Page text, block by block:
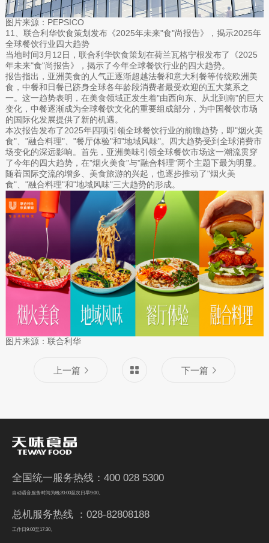
图片来源：PEPSICO
11、联合利华饮食策划发布《2025年未来"食"尚报告》，揭示2025年
全球餐饮行业四大趋势
当地时间3月12日，联合利华饮食策划在荷兰瓦格宁根发布了《2025
年未来"食"尚报告》，揭示了今年全球餐饮行业的四大趋势。
报告指出，亚洲美食的人气正逐渐超越法餐和意大利餐等传统欧洲美
食，中餐和日餐已跻身全球各年龄段消费者最受欢迎的五大菜系之
一。这一趋势表明，在美食领域正发生着"由西向东、从北到南"的巨大
变化，中餐逐渐成为全球餐饮文化的重要组成部分，为中国餐饮市场
的国际化发展提供了新的机遇。
本次报告发布了2025年四项引领全球餐饮行业的前瞻趋势，即"烟火美
食"、"融合料理"、"餐厅体验"和"地域风味"。四大趋势受到全球消费市
场变化的深远影响。首先，亚洲美味引领全球餐饮市场这一潮流贯穿
了今年的四大趋势，在"烟火美食"与"融合料理"两个主题下最为明显。
随着国际交流的增多、美食旅游的兴起，也逐步推动了"烟火美
食"、"融合料理"和"地域风味"三大趋势的形成。
图片来源：联合利华
上一篇 下一篇
全国统一服务热线：400 028 5300
自动语音服务时间为晚20:00至次日早9:00。
总机服务热线 ：028-82808188
工作日9:00至17:30。